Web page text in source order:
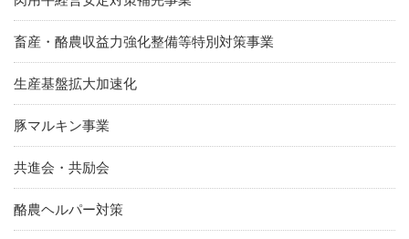
畜産・酪農収益力強化整備等特別対策事業
生産基盤拡大加速化
豚マルキン事業
共進会・共励会
酪農ヘルパー対策